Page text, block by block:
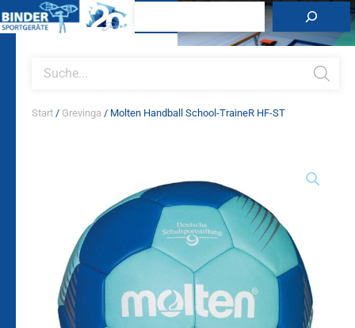
Inhalt
search
Start / Grevinga / Molten Handball School-TraineR HF-ST